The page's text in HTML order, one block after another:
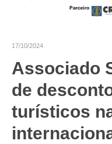
SUBSEDES SINDICAIS
GALERIA EX-PRESIDENTES
ORGANOGRAMA
17/10/2024
Associado
de
turísticos